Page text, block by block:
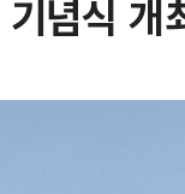
념식 개